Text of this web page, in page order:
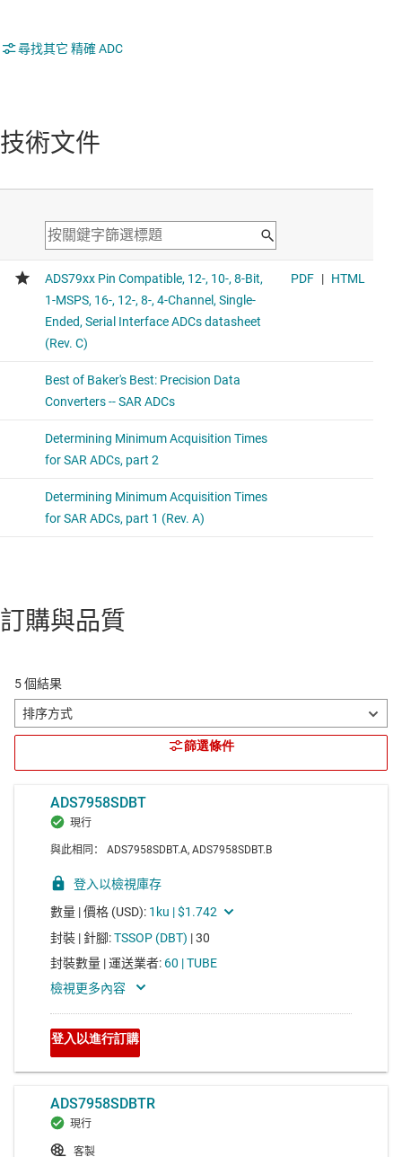
尋找其它 精確 ADC
技術文件
訂購與品質